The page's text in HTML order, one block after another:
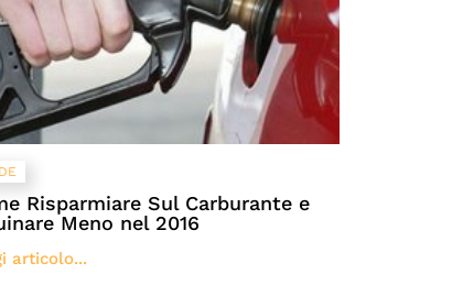
Risparmiare Sul Carburante e
Meno nel 2016
articolo...